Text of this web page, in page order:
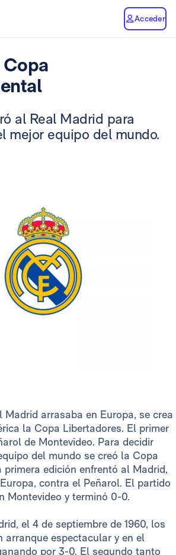
Acceder
al Real Madrid para
mejor equipo del mundo.
Madrid arrasaba en Europa, se crea
la Copa Libertadores. El primer
de Montevideo. Para decidir
del mundo se creó la Copa
edición enfrentó al Madrid,
contra el Peñarol. El partido
Montevideo y terminó 0-0.
el 4 de septiembre de 1960, los
arranque espectacular y en el
por 3-0. El segundo tanto